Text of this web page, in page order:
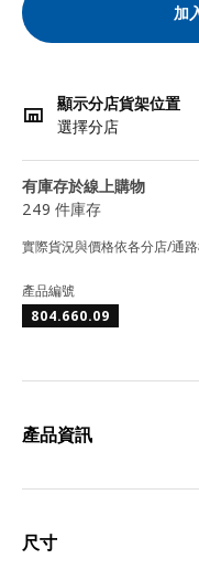
加
顯示分店貨架位置
選擇分店
有庫存於線上購物
249 件庫存
實際貨況與價格依各分店/通
產品編號
804.660.09
產品資訊
尺寸